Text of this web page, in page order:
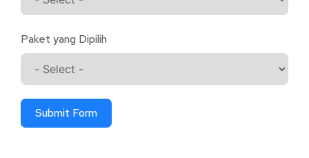
Paket yang Dipilih
Submit Form